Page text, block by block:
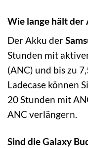
Wie lange hält der
Der Akku der
Stunden mit
(ANC) und bis zu
Ladecase können
20 Stunden mit
ANC verlängern.
Sind die Galaxy